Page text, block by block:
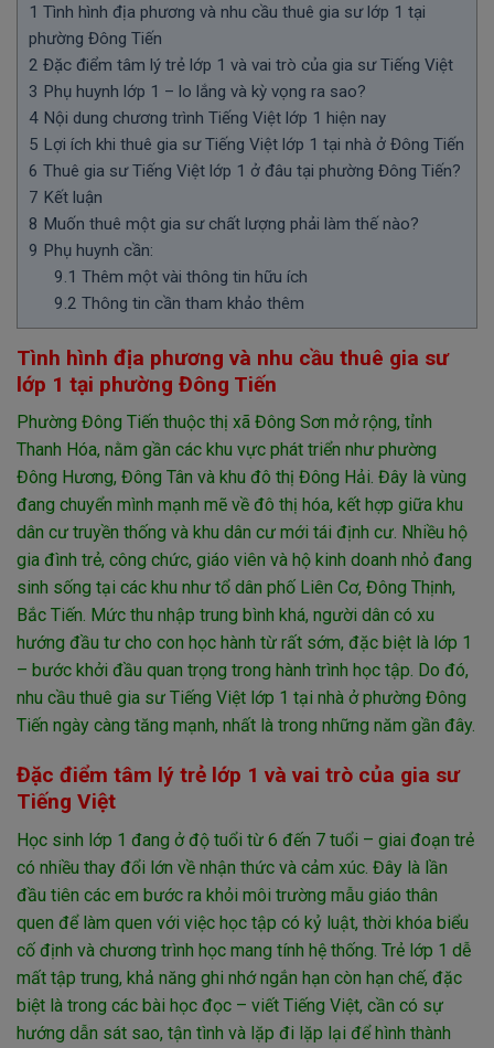
1 Tình hình địa phương và nhu cầu thuê gia sư lớp 1 tại
phường Đông Tiến
2 Đặc điểm tâm lý trẻ lớp 1 và vai trò của gia sư Tiếng Việt
3 Phụ huynh lớp 1 – lo lắng và kỳ vọng ra sao?
4 Nội dung chương trình Tiếng Việt lớp 1 hiện nay
5 Lợi ích khi thuê gia sư Tiếng Việt lớp 1 tại nhà ở Đông Tiến
6 Thuê gia sư Tiếng Việt lớp 1 ở đâu tại phường Đông Tiến?
7 Kết luận
8 Muốn thuê một gia sư chất lượng phải làm thế nào?
9 Phụ huynh cần:
9.1 Thêm một vài thông tin hữu ích
9.2 Thông tin cần tham khảo thêm
Tình hình địa phương và nhu cầu thuê gia sư
lớp 1 tại phường Đông Tiến
Phường Đông Tiến thuộc thị xã Đông Sơn mở rộng, tỉnh
Thanh Hóa, nằm gần các khu vực phát triển như phường
Đông Hương, Đông Tân và khu đô thị Đông Hải. Đây là vùng
đang chuyển mình mạnh mẽ về đô thị hóa, kết hợp giữa khu
dân cư truyền thống và khu dân cư mới tái định cư. Nhiều hộ
gia đình trẻ, công chức, giáo viên và hộ kinh doanh nhỏ đang
sinh sống tại các khu như tổ dân phố Liên Cơ, Đông Thịnh,
Bắc Tiến. Mức thu nhập trung bình khá, người dân có xu
hướng đầu tư cho con học hành từ rất sớm, đặc biệt là lớp 1
– bước khởi đầu quan trọng trong hành trình học tập. Do đó,
nhu cầu thuê gia sư Tiếng Việt lớp 1 tại nhà ở phường Đông
Tiến ngày càng tăng mạnh, nhất là trong những năm gần đây.
Đặc điểm tâm lý trẻ lớp 1 và vai trò của gia sư
Tiếng Việt
Học sinh lớp 1 đang ở độ tuổi từ 6 đến 7 tuổi – giai đoạn trẻ
có nhiều thay đổi lớn về nhận thức và cảm xúc. Đây là lần
đầu tiên các em bước ra khỏi môi trường mẫu giáo thân
quen để làm quen với việc học tập có kỷ luật, thời khóa biểu
cố định và chương trình học mang tính hệ thống. Trẻ lớp 1 dễ
mất tập trung, khả năng ghi nhớ ngắn hạn còn hạn chế, đặc
biệt là trong các bài học đọc – viết Tiếng Việt, cần có sự
hướng dẫn sát sao, tận tình và lặp đi lặp lại để hình thành